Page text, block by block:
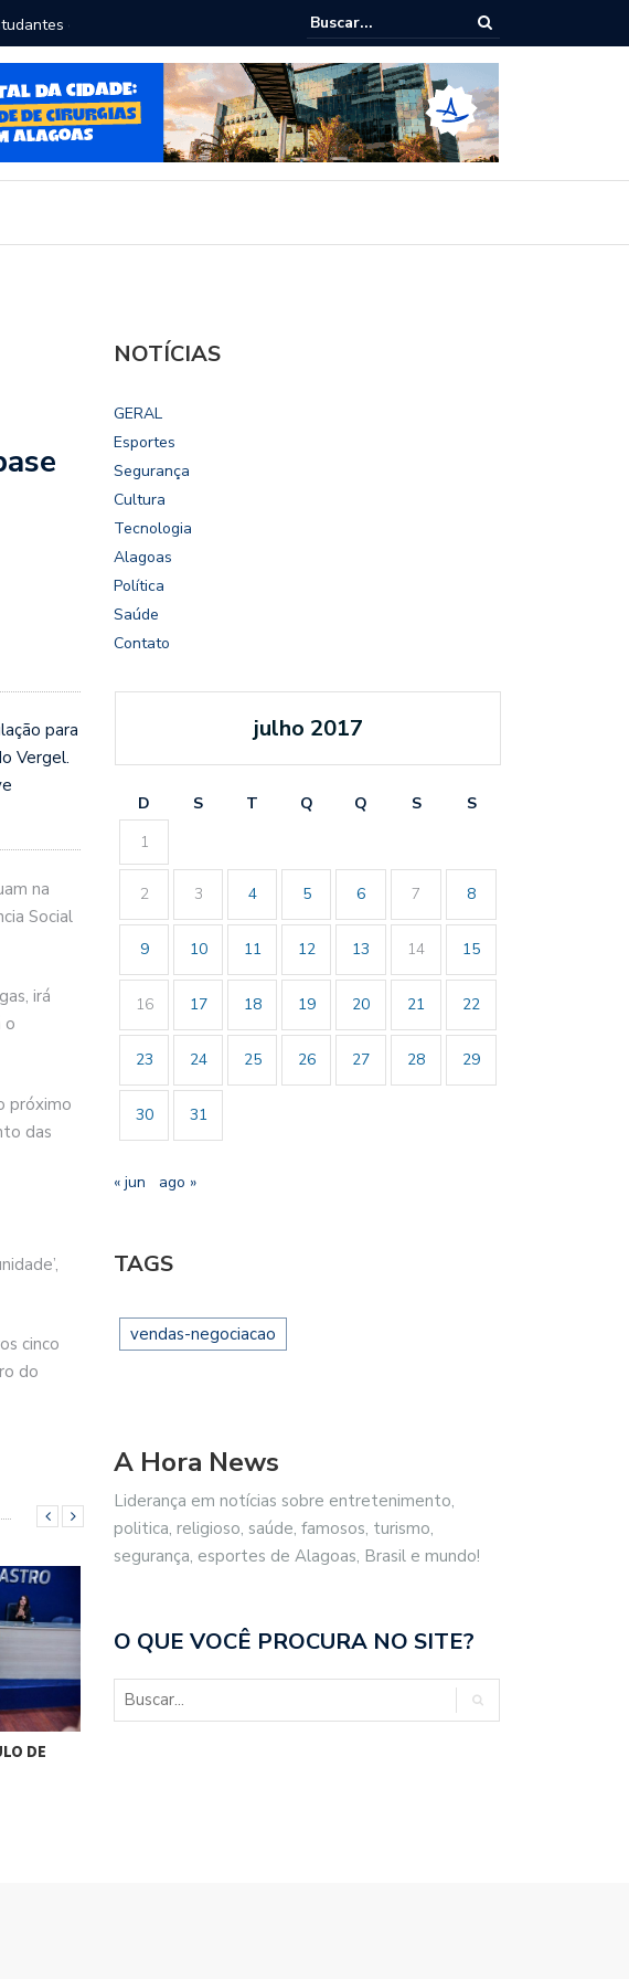
rede
Chico Filho destaca potencial esportivo, turístico e econômico da Maratona
Internacional de Maceió
para
Vergel.
na
Social
irá
o
próximo
das
cinco
do
DE
NOTÍCIAS
GERAL
Esportes
Segurança
Cultura
Tecnologia
Alagoas
Política
Saúde
Contato
julho 2017
D S T Q Q S
S
1
2 3 4 5 6 7 8
9 10 11 12 13 14 15
16 17 18 19 20 21 22
23 24 25 26 27 28 29
30 31
« jun ago »
TAGS
vendas-negociacao
A Hora News
Liderança em notícias sobre entretenimento,
politica, religioso, saúde, famosos, turismo,
segurança, esportes de Alagoas, Brasil e mundo!
O QUE VOCÊ PROCURA NO SITE?